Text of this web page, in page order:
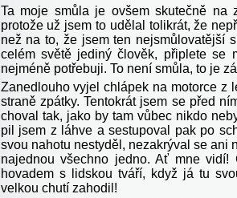
Ta moje smůla je ovšem skutečně na
protože už jsem to udělal tolikrát, že
než na to, že jsem ten nejsmůlovatější
celém světě jediný člověk, připlete se
nejméně potřebuji. To není smůla, to je
Zanedlouho vyjel chlápek na motorce z
straně zpátky. Tentokrát jsem se před
choval tak, jako by tam vůbec nikdo
pil jsem z láhve a sestupoval pak po
svou nahotu nestyděl, nezakrýval se ani
najednou všechno jedno. Ať mne
hovadem s lidskou tváří, když já tu
velkou chutí zahodil!